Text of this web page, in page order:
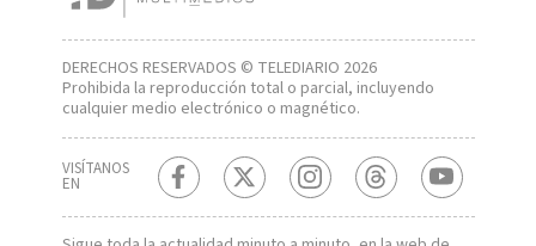
DERECHOS RESERVADOS © TELEDIARIO 2026
Prohibida la reproducción total o parcial, incluyendo
cualquier medio electrónico o magnético.
VISÍTANOS
EN